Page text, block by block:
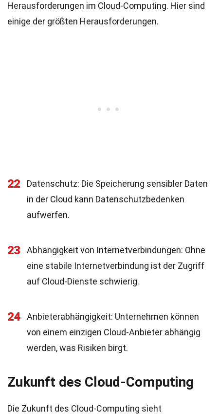
Herausforderungen im Cloud-Computing. Hier sind
einige der größten Herausforderungen.
22
Datenschutz: Die Speicherung sensibler Daten
in der Cloud kann Datenschutzbedenken
aufwerfen.
23
Abhängigkeit von Internetverbindungen: Ohne
eine stabile Internetverbindung ist der Zugriff
auf Cloud-Dienste schwierig.
24
Anbieterabhängigkeit: Unternehmen können
von einem einzigen Cloud-Anbieter abhängig
werden, was Risiken birgt.
Zukunft des Cloud-Computing
Die Zukunft des Cloud-Computing sieht